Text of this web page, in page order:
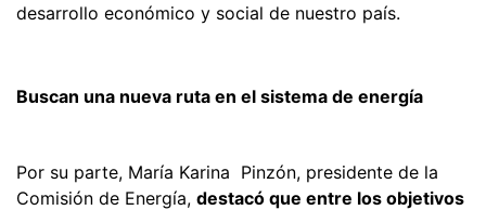
desarrollo económico y social de nuestro país.
Buscan una nueva ruta en el sistema de energía
Por su parte, María Karina Pinzón, presidente de la
Comisión de Energía, destacó que entre los objetivos